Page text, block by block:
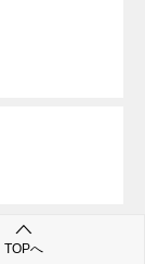
TOPへ